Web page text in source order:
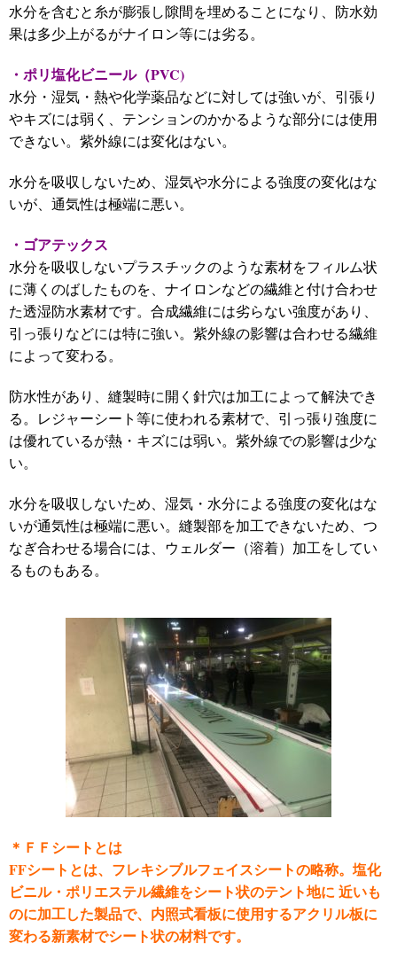
水分を含むと糸が膨張し隙間を埋めることになり、防水効
果は多少上がるがナイロン等には劣る。
・ポリ塩化ビニール（PVC)
水分・湿気・熱や化学薬品などに対しては強いが、引張り
やキズには弱く、テンションのかかるような部分には使用
できない。紫外線には変化はない。
水分を吸収しないため、湿気や水分による強度の変化はな
いが、通気性は極端に悪い。
・ゴアテックス
水分を吸収しないプラスチックのような素材をフィルム状
に薄くのばしたものを、ナイロンなどの繊維と付け合わせ
た透湿防水素材です。合成繊維には劣らない強度があり、
引っ張りなどには特に強い。紫外線の影響は合わせる繊維
によって変わる。
防水性があり、縫製時に開く針穴は加工によって解決でき
る。レジャーシート等に使われる素材で、引っ張り強度に
は優れているが熱・キズには弱い。紫外線での影響は少な
い。
水分を吸収しないため、湿気・水分による強度の変化はな
いが通気性は極端に悪い。縫製部を加工できないため、つ
なぎ合わせる場合には、ウェルダー（溶着）加工をしてい
るものもある。
＊ＦＦシートとは
FFシートとは、フレキシブルフェイスシートの略称。塩化
ビニル・ポリエステル繊維をシート状のテント地に 近いも
のに加工した製品で、内照式看板に使用するアクリル板に
変わる新素材でシート状の材料です。